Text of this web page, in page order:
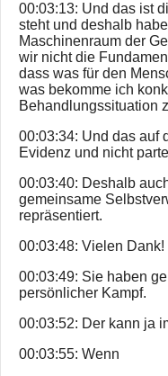
00:03:13: Und das ist
steht und deshalb
Maschinenraum der
wir nicht die
dass was für den
was bekomme ich
Behandlungssituation
00:03:34: Und das auf
Evidenz und nicht
00:03:40: Deshalb
gemeinsame
repräsentiert.
00:03:48: Vielen Dank!
00:03:49: Sie haben
persönlicher Kampf.
00:03:52: Der kann ja
00:03:55: Wenn